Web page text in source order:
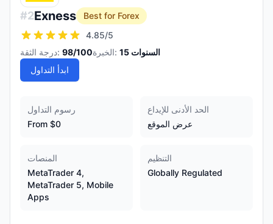
#2Exness
Best for Forex
4.85/5
درجة الثقة: 98/100 الخبرة: 15 السنوات
ابدأ التداول
رسوم التداول
From $0
الحد الأدنى للإيداع
عرض الموقع
المنصات
MetaTrader 4,
MetaTrader 5, Mobile
Apps
التنظيم
Globally Regulated